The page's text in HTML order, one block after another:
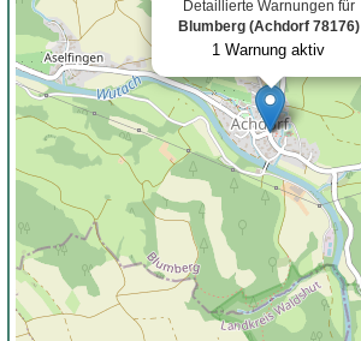
Detaillierte Warnungen für
Blumberg (Achdorf 78176)
1 Warnung aktiv